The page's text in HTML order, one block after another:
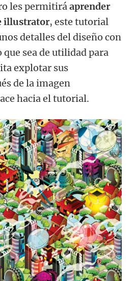
les permitiráaprender
illustrator, este tutorial
detalles del diseño con
sea de utilidad para
explotar sus
de la imagen
hacia el tutorial.